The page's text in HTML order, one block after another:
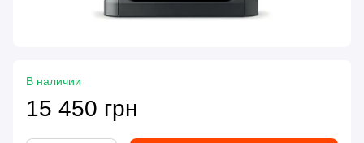
В наличии
15 450 грн